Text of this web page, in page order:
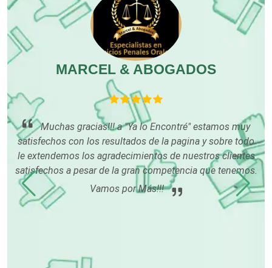
Combustibles y Lubricantes
Compresores de aire
Computadoras
Conferencias Empresariales
Construcciones en General
MARCEL & ABOGADOS
Muchas gracias!!! a "Ya lo Encontré" estamos muy
satisfechos con los resultados de la pagina y sobre todo
le extendemos los agradecimientos de nuestros clientes
satisfechos a pesar de la gran competencia que tenemos.
Vamos por Más!!!